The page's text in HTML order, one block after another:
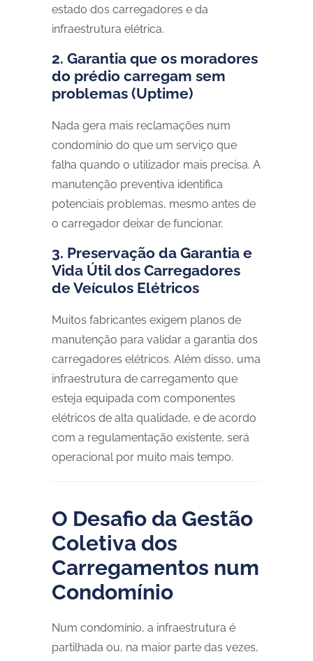
estado dos carregadores e da
infraestrutura elétrica.
2. Garantia que os moradores
do prédio carregam sem
problemas (Uptime)
Nada gera mais reclamações num
condomínio do que um serviço que
falha quando o utilizador mais precisa. A
manutenção preventiva identifica
potenciais problemas, mesmo antes de
o carregador deixar de funcionar.
3. Preservação da Garantia e
Vida Útil dos Carregadores
de Veículos Elétricos
Muitos fabricantes exigem planos de
manutenção para validar a garantia dos
carregadores elétricos. Além disso, uma
infraestrutura de carregamento que
esteja equipada com componentes
elétricos de alta qualidade, e de acordo
com a regulamentação existente, será
operacional por muito mais tempo.
O Desafio da Gestão
Coletiva dos
Carregamentos num
Condomínio
Num condomínio, a infraestrutura é
partilhada ou, na maior parte das vezes,